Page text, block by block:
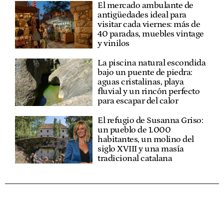
El mercado ambulante de
antigüedades ideal para
visitar cada viernes: más de
40 paradas, muebles vintage
y vinilos
La piscina natural escondida
bajo un puente de piedra:
aguas cristalinas, playa
fluvial y un rincón perfecto
para escapar del calor
El refugio de Susanna Griso:
un pueblo de 1.000
habitantes, un molino del
siglo XVIII y una masía
tradicional catalana